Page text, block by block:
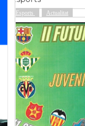
Esports Actualitat